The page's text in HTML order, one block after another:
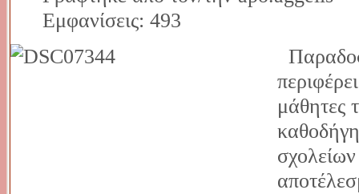
Εμφανίσεις: 493
μάθητες